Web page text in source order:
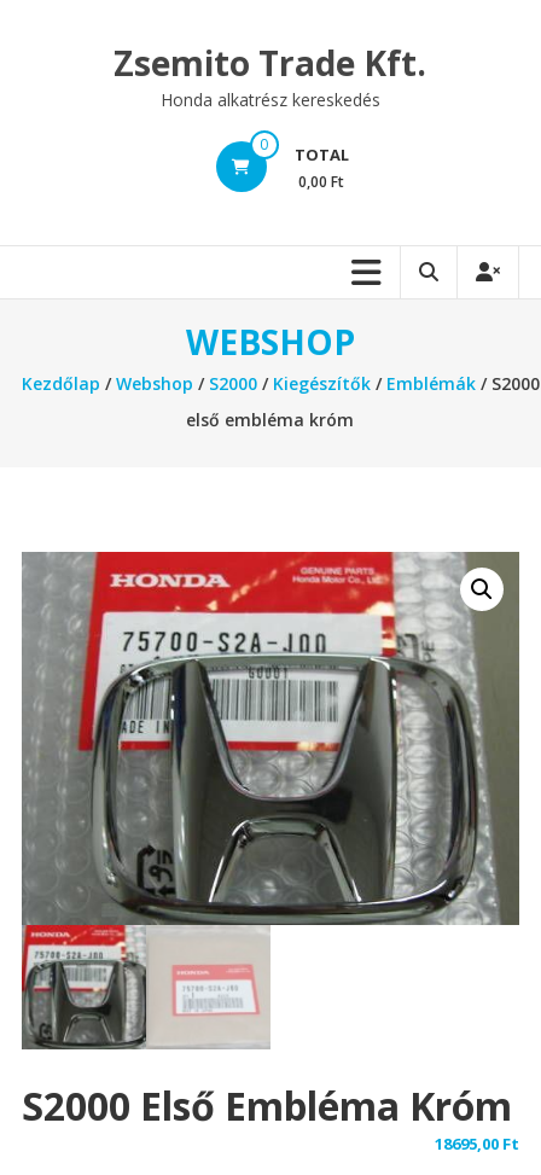
Zsemito Trade Kft.
Honda alkatrész kereskedés
0 TOTAL
0,00 Ft
WEBSHOP
Kezdőlap /Webshop / S2000/ Kiegészítők/ Emblémák/ S2000
első embléma króm
S2000 Első Embléma Króm
18695,00 Ft